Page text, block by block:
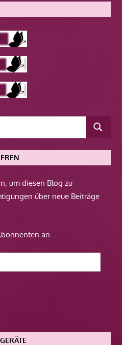
um diesen Blog zu
über neue Beiträge
an